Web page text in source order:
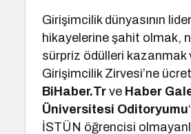
Girişimcilik dünyasının
hikayelerine şahit olmak,
sürpriz ödülleri kazanmak
Girişimcilik Zirvesi’ne
BiHaber.Tr ve Haber
Üniversitesi Oditoryumu
İSTÜN öğrencisi